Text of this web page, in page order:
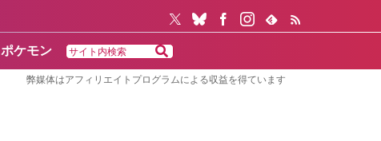
ポケモン
弊媒体はアフィリエイトプログラムによる収益を得ています